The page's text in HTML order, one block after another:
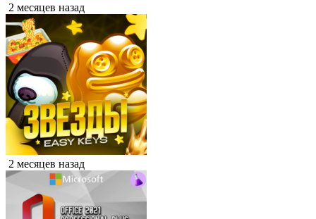
2 месяцев назад
2 месяцев назад